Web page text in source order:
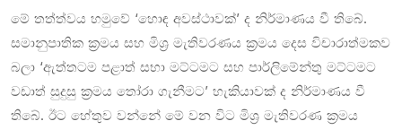
මේ තත්ත්වය හමුවේ ‘හොඳ අවස්ථාවක්’ ද නිර්මාණය වී තිබේ.
සමානුපාතික ක්‍රමය සහ මිශ්‍ර මැතිවරණය ක්‍රමය දෙස විචාරාත්මකව
බලා ‘ඇත්තටම පළාත් සභා මට්ටමට සහ පාර්ලිමේන්තු මට්ටමට
වඩාත් සුදුසු ක්‍රමය තෝරා ගැනීමට’ හැකියාවක් ද නිර්මාණය වී
තිබේ. ඊට හේතුව වන්නේ මේ වන විට මිශ්‍ර මැතිවරණ ක්‍රමය